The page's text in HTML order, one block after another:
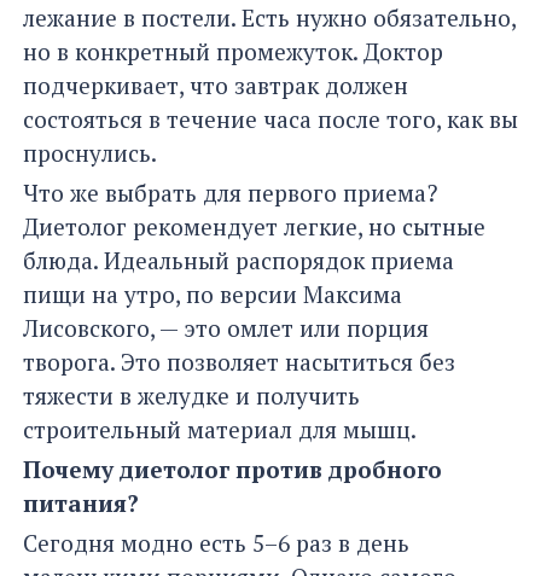
лежание в постели. Есть нужно обязательно,
но в конкретный промежуток. Доктор
подчеркивает, что завтрак должен
состояться в течение часа после того, как вы
проснулись.
Что же выбрать для первого приема?
Диетолог рекомендует легкие, но сытные
блюда. Идеальный распорядок приема
пищи на утро, по версии Максима
Лисовского, — это омлет или порция
творога. Это позволяет насытиться без
тяжести в желудке и получить
строительный материал для мышц.
Почему диетолог против дробного
питания?
Сегодня модно есть 5–6 раз в день